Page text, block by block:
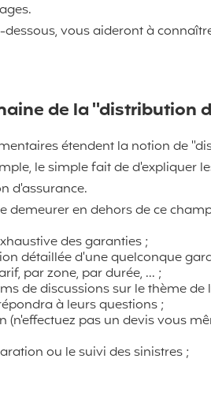
vous aideront à
de la "distribution
étendent la notion de
le simple fait de d'expliquer
d'assurance.
demeurer en dehors de ce
des garanties ;
détaillée d'une quelconque
par zone, par durée, ... ;
de discussions sur le thème
à leurs questions ;
(n'effectuez pas un devis vous
ou le suivi des sinistres ;